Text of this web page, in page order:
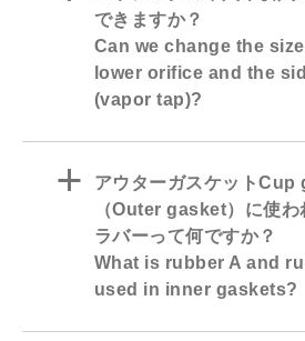
できますか？
Can we change the
lower orifice and the
(vapor tap)?
a
アウターガスケットCup
（Outer gasket）に使
ラバーって何ですか？
What is rubber A and
used in inner gaskets?